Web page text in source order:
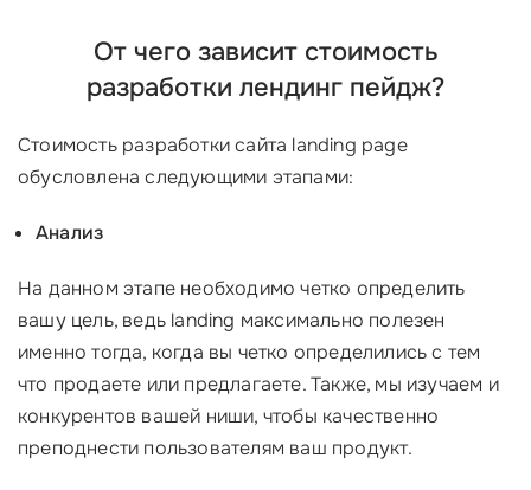
От чего зависит стоимость
разработки лендинг пейдж?
Стоимость разработки сайта landing page
обусловлена следующими этапами:
Анализ
На данном этапе необходимо четко определить
вашу цель, ведь landing максимально полезен
именно тогда, когда вы четко определились с тем
что продаете или предлагаете. Также, мы изучаем и
конкурентов вашей ниши, чтобы качественно
преподнести пользователям ваш продукт.